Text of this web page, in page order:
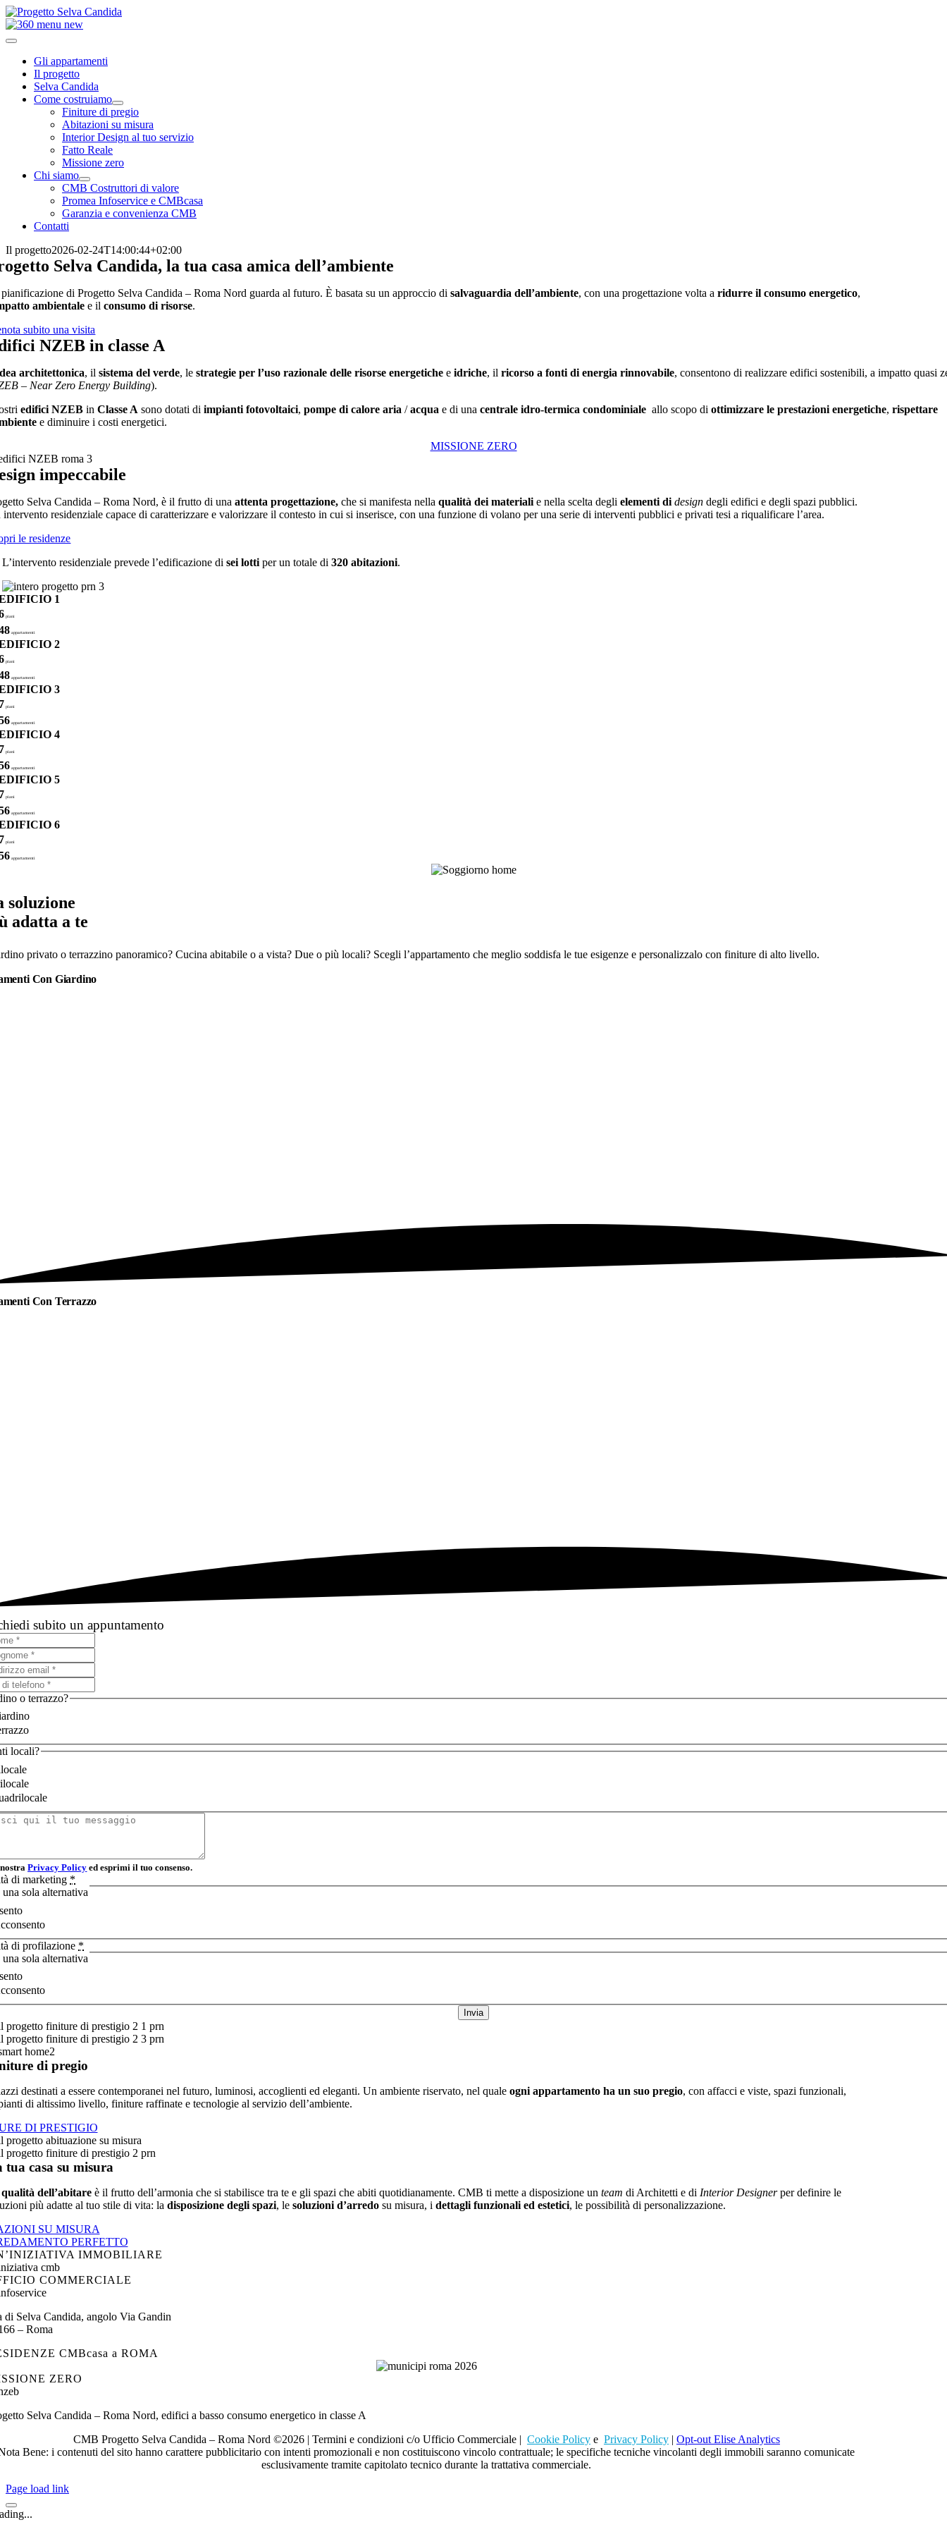
Salta
al
contenuto
Toggle
NavigationGli appartamenti
Il progetto
Selva Candida
Come costruiamo
Finiture di pregio
Abitazioni su misura
Interior Design al tuo servizio
Fatto Reale
Missione zero
Chi siamo
CMB Costruttori di valore
Promea Infoservice e CMBcasa
Garanzia e convenienza CMB
Contatti
Il progetto2026-02-24T14:00:44+02:00
Selva Candida, la tua casa amica dell’ambiente
di Progetto Selva Candida – Roma Nord guarda al futuro. È basata su un approccio disalvaguardia dell’ambiente, con una progettazione volta aridurre il consumo energetico,
ambientalee ilconsumo di risorse.
subito una visita
NZEB in classe A
architettonica, ilsistema del verde, lestrategie per l’uso razionale delle risorse energetichee idriche, ilricorso a fonti di energia rinnovabile, consentono di realizzare edifici sostenibili, a impatto quasi
– Near Zero Energy Building).
edifici NZEB inClasse A sono dotati diimpianti fotovoltaici,pompe di calore aria /acquae di unacentrale idro-termica condominiale allo scopo diottimizzare le prestazioni energetiche,rispettare
e diminuire i costi energetici.
MISSIONE ZERO
impeccabile
Selva Candida – Roma Nord, è il frutto di unaattenta progettazione,che si manifesta nellaqualità dei materialie nella scelta deglielementi didesigndegli edifici e degli spazi pubblici.
intervento residenziale capace di caratterizzare e valorizzare il contesto in cui si inserisce, con una funzione di volano per una serie di interventi pubblici e privati tesi a riqualificare l’area.
le residenze
L’intervento residenziale prevede l’edificazione di sei lotti per un totale di 320 abitazioni.
1
piani
appartamenti
2
piani
appartamenti
3
piani
appartamenti
4
piani
appartamenti
5
piani
appartamenti
6
piani
appartamenti
soluzione
adatta a te
privato o terrazzino panoramico? Cucina abitabile o a vista? Due o più locali? Scegli l’appartamento che meglio soddisfa le tue esigenze e personalizzalo con finiture di alto livello.
Con Giardino
Con Terrazzo
subito un appuntamento
o terrazzo?
locali?
Privacy Policy ed esprimi il tuo consenso.
di marketing *
sola alternativa
di profilazione *
sola alternativa
Invia
di pregio
destinati a essere contemporanei nel futuro, luminosi, accoglienti ed eleganti. Un ambiente riservato, nel qualeogni appartamento ha un suo pregio, con affacci e viste, spazi funzionali,
di altissimo livello, finiture raffinate e tecnologie al servizio dell’ambiente.
DI PRESTIGIO
tua casa su misura
qualità dell’abitare è il frutto dell’armonia che si stabilisce tra te e gli spazi che abiti quotidianamente. CMB ti mette a disposizione unteam di Architetti e di Interior Designerper definire le
più adatte al tuo stile di vita: ladisposizione degli spazi, lesoluzioni d’arredo su misura, idettagli funzionali ed estetici, le possibilità di personalizzazione.
SU MISURA
PERFETTO
IMMOBILIARE
COMMERCIALE
di Selva Candida, angolo Via Gandin
– Roma
CMBcasa a ROMA
ZERO
Selva Candida – Roma Nord, edifici a basso consumo energetico in classe A
CMB Progetto Selva Candida – Roma Nord ©2026 | Termini e condizioni c/o Ufficio Commerciale | Cookie Policye Privacy Policy| Opt-out Elise Analytics
Bene: i contenuti del sito hanno carattere pubblicitario con intenti promozionali e non costituiscono vincolo contrattuale; le specifiche tecniche vincolanti degli immobili saranno comunicate
esclusivamente tramite capitolato tecnico durante la trattativa commerciale.
Page load link